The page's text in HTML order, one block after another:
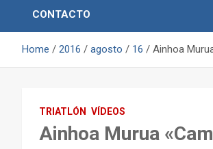
CONTACTO
Home 2016 agosto 16 Ainhoa
TRIATLÓN VÍDEOS
Ainhoa Murua